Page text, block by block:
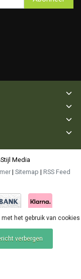
Media
| Sitemap | RSS Feed
het gebruik van cookies
verbergen